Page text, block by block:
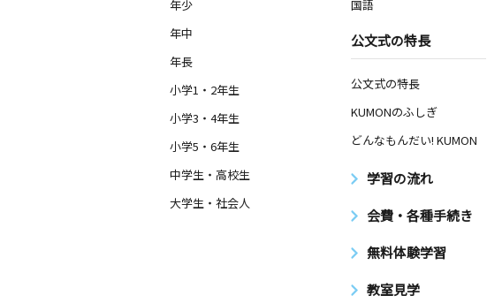
年少
年中
年長
小学1・2年生
小学3・4年生
小学5・6年生
中学生・高校生
大学生・社会人
国語
公文式の特長
公文式の特長
KUMONのふしぎ
どんなもんだい! KUMON
学習の流れ
会費・各種手続き
無料体験学習
教室見学